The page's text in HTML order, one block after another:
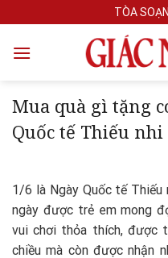
to
content
TÒA
Mua quà gì tặng
Quốc tế Thiếu nhi
1/6 là Ngày Quốc tế
ngày được trẻ em mong
vui chơi thỏa thích, được
chiều mà còn được nhận